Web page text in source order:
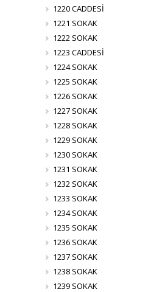
1220 CADDESİ
1221 SOKAK
1222 SOKAK
1223 CADDESİ
1224 SOKAK
1225 SOKAK
1226 SOKAK
1227 SOKAK
1228 SOKAK
1229 SOKAK
1230 SOKAK
1231 SOKAK
1232 SOKAK
1233 SOKAK
1234 SOKAK
1235 SOKAK
1236 SOKAK
1237 SOKAK
1238 SOKAK
1239 SOKAK